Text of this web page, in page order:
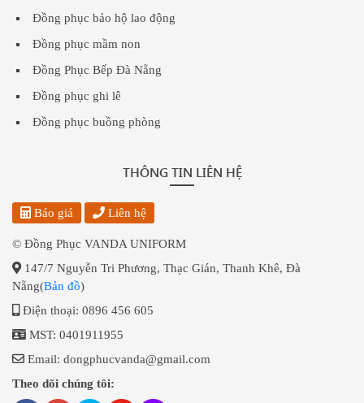
Đồng phục bảo hộ lao động
Đồng phục mầm non
Đồng Phục Bếp Đà Nẵng
Đồng phục ghi lê
Đồng phục buồng phòng
THÔNG TIN LIÊN HỆ
Báo giá Liên hệ
© Đồng Phục VANDA UNIFORM
147/7 Nguyễn Tri Phương, Thạc Gián, Thanh Khê, Đà
Nẵng(Bản đồ)
Điện thoại: 0896 456 605
MST: 0401911955
Email: dongphucvanda@gmail.com
Theo dõi chúng tôi: